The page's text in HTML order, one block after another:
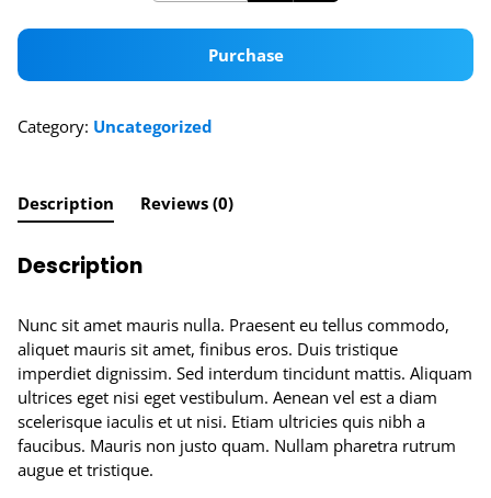
amet
Purchase
Category: Uncategorized
Description Reviews (0)
Description
Nunc sit amet mauris nulla. Praesent eu tellus commodo,
aliquet mauris sit amet, finibus eros. Duis tristique
imperdiet dignissim. Sed interdum tincidunt mattis. Aliquam
ultrices eget nisi eget vestibulum. Aenean vel est a diam
scelerisque iaculis et ut nisi. Etiam ultricies quis nibh a
faucibus. Mauris non justo quam. Nullam pharetra rutrum
augue et tristique.